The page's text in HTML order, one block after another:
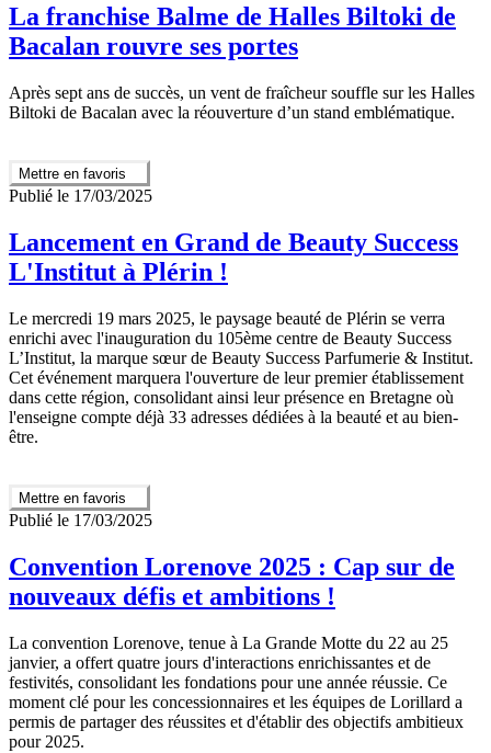
La franchise Balme de Halles Biltoki de
Bacalan rouvre ses portes
Après sept ans de succès, un vent de fraîcheur souffle sur les Halles
Biltoki de Bacalan avec la réouverture d’un stand emblématique.
Mettre en favoris
Publié le 17/03/2025
Lancement en Grand de Beauty Success
L'Institut à Plérin !
Le mercredi 19 mars 2025, le paysage beauté de Plérin se verra
enrichi avec l'inauguration du 105ème centre de Beauty Success
L’Institut, la marque sœur de Beauty Success Parfumerie & Institut.
Cet événement marquera l'ouverture de leur premier établissement
dans cette région, consolidant ainsi leur présence en Bretagne où
l'enseigne compte déjà 33 adresses dédiées à la beauté et au bien-
être.
Mettre en favoris
Publié le 17/03/2025
Convention Lorenove 2025 : Cap sur de
nouveaux défis et ambitions !
La convention Lorenove, tenue à La Grande Motte du 22 au 25
janvier, a offert quatre jours d'interactions enrichissantes et de
festivités, consolidant les fondations pour une année réussie. Ce
moment clé pour les concessionnaires et les équipes de Lorillard a
permis de partager des réussites et d'établir des objectifs ambitieux
pour 2025.